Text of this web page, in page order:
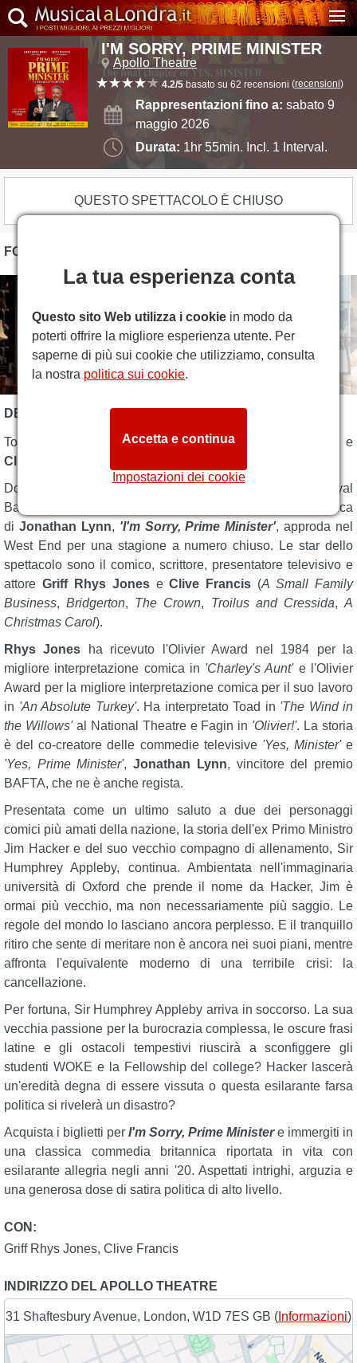
I'M SORRY, PRIME MINISTER
Apollo Theatre
4.2/5 basato su 62 recensioni (recensioni)
Rappresentazioni fino a: sabato 9
maggio 2026
Durata: 1hr 55min. Incl. 1 Interval.
QUESTO SPETTACOLO È CHIUSO
FOTO
DESCRIZIONE I'M SORRY, PRIME MINISTER
Torna I'm Sorry, Prime Minister, conGriff Rhys Jones
e
Clive Francis
Dopo il successo riscosso al Barn Theatre, al Theatre Royal
Bath e al Cambridge Arts Theatre, la nuova commedia politica
di Jonathan Lynn, 'I'm Sorry, Prime Minister', approda nel
West End per una stagione a numero chiuso. Le star dello
spettacolo sono il comico, scrittore, presentatore televisivo e
attore Griff Rhys JoneseClive Francis (A Small Family
Business,Bridgerton, The Crown, Troilus and Cressida,A
Christmas Carol).
Rhys Jones ha ricevuto l'Olivier Award nel 1984 per la
migliore interpretazione comica in 'Charley's Aunt'e l'Olivier
Award per la migliore interpretazione comica per il suo lavoro
in 'An Absolute Turkey'. Ha interpretato Toad in 'The Wind in
the Willows'al National Theatre e Fagin in 'Olivier!'. La storia
è del co-creatore delle commedie televisive 'Yes, Minister'e
'Yes, Prime Minister',Jonathan Lynn, vincitore del premio
BAFTA, che ne è anche regista.
Presentata come un ultimo saluto a due dei personaggi
comici più amati della nazione, la storia dell'ex Primo Ministro
Jim Hacker e del suo vecchio compagno di allenamento, Sir
Humphrey Appleby, continua. Ambientata nell'immaginaria
università di Oxford che prende il nome da Hacker, Jim è
ormai più vecchio, ma non necessariamente più saggio. Le
regole del mondo lo lasciano ancora perplesso. E il tranquillo
ritiro che sente di meritare non è ancora nei suoi piani, mentre
affronta l'equivalente moderno di una terribile crisi: la
cancellazione.
Per fortuna, Sir Humphrey Appleby arriva in soccorso. La sua
vecchia passione per la burocrazia complessa, le oscure frasi
latine e gli ostacoli tempestivi riuscirà a sconfiggere gli
studenti WOKE e la Fellowship del college? Hacker lascerà
un'eredità degna di essere vissuta o questa esilarante farsa
politica si rivelerà un disastro?
Acquista i biglietti per I'm Sorry, Prime Ministere immergiti in
una classica commedia britannica riportata in vita con
esilarante allegria negli anni '20. Aspettati intrighi, arguzia e
una generosa dose di satira politica di alto livello.
CON:
Griff Rhys Jones, Clive Francis
INDIRIZZO DEL APOLLO THEATRE
31 Shaftesbury Avenue, London, W1D 7ES GB ( Informazioni)
La tua esperienza conta
Questo sito Web utilizza i cookie in modo da
poterti offrire la migliore esperienza utente. Per
saperne di più sui cookie che utilizziamo, consulta
la nostra politica sui cookie.
Impostazioni dei cookie
Accetta e continua